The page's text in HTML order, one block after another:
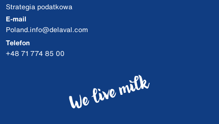
Strategia podatkowa
E-mail
Poland.info@delaval.com
Telefon
+48 71 774 85 00